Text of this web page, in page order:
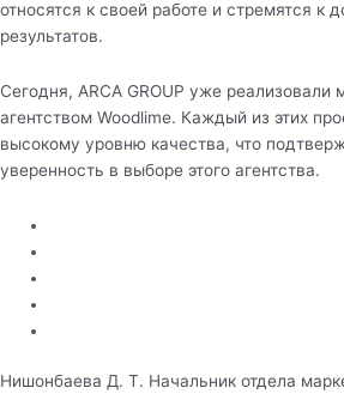
относятся к своей работе и стремятся к
результатов.
Сегодня, ARCA GROUP уже реализовали
агентством Woodlime. Каждый из этих
высокому уровню качества, что
уверенность в выборе этого агентства.
Нишонбаева Д. Т. Начальник отдела